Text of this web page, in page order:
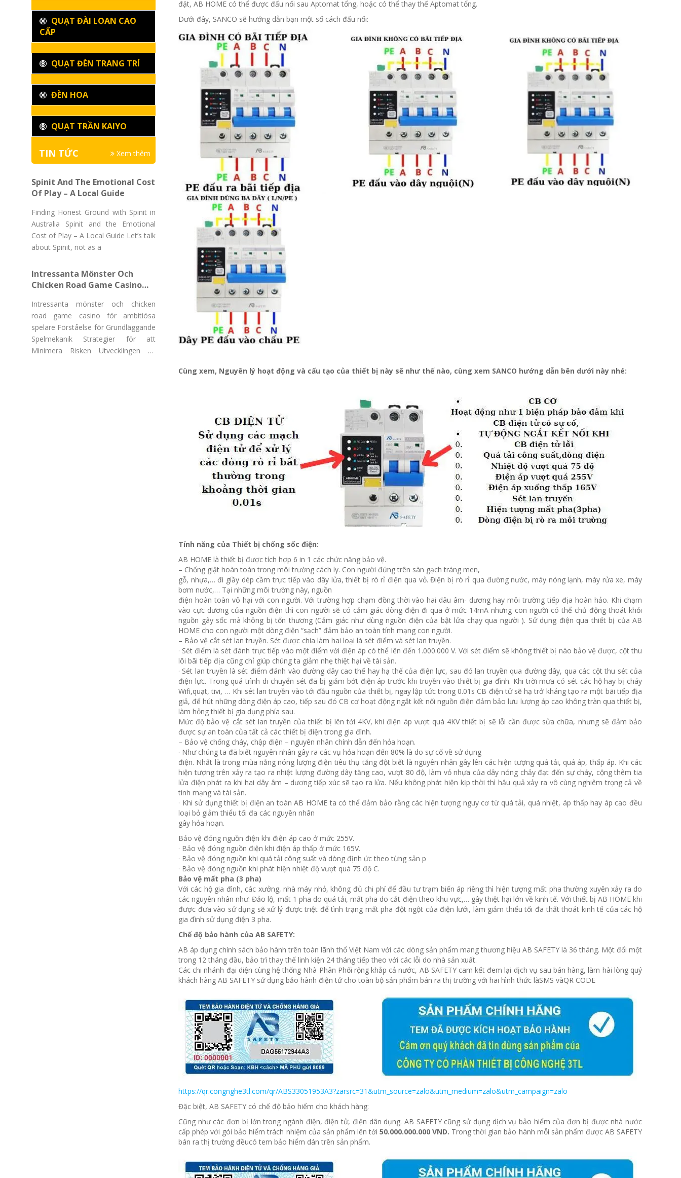
đặt, AB HOME có thể được đấu nối sau Aptomat tổng, hoặc có thể thay thế Aptomat tổng.
Dưới đây, SANCO sẽ hướng dẫn bạn một số cách đấu nối:
Cùng xem, Nguyên lý hoạt động và cấu tạo của thiết bị này sẽ như thế nào, cùng xem SANCO hướng dẫn bên dưới này nhé:
Tính năng của Thiết bị chống sốc điện:
AB HOME là thiết bị được tích hợp 6 in 1 các chức năng bảo vệ.
– Chống giật hoàn toàn trong môi trường cách ly. Con người đứng trên sàn gạch tráng men,
gỗ, nhựa,… đi giầy dép cầm trực tiếp vào dây lửa, thiết bị rò rỉ điện qua vỏ. Điện bị rò rỉ qua đường nước, máy nóng lạnh, máy rửa xe, máy
bơm nước,… Tại những môi trường này, nguồn
điện hoàn toàn vô hại với con người. Với trường hợp chạm đồng thời vào hai dâu âm- dương hay môi trường tiếp địa hoàn hảo. Khi chạm
vào cực dương của nguồn điện thì con người sẽ có cảm giác dòng điện đi qua ở mức 14mA nhưng con người có thể chủ động thoát khỏi
nguồn gây sốc mà không bị tổn thương (Cảm giác như dùng nguồn điện của bật lửa chạy qua người ). Sử dụng điện qua thiết bị của AB
HOME cho con người một dòng điện “sạch” đảm bảo an toàn tính mạng con người.
– Bảo vệ cắt sét lan truyền. Sét được chia làm hai loại là sét điểm và sét lan truyền.
· Sét điểm là sét đánh trực tiếp vào một điểm với điện áp có thể lên đến 1.000.000 V. Với sét điểm sẽ không thiết bị nào bảo vệ được, cột thu
lôi bãi tiếp địa cũng chỉ giúp chúng ta giảm nhẹ thiệt hại về tài sản.
· Sét lan truyền là sét điểm đánh vào đường dây cao thế hay hạ thế của điện lực, sau đó lan truyền qua đường dây, qua các cột thu sét của
điện lực. Trong quá trình di chuyển sét đã bị giảm bớt điện áp trước khi truyền vào thiết bị gia đình. Khi trời mưa có sét các hộ hay bị cháy
Wifi,quạt, tivi, … Khi sét lan truyền vào tới đầu nguồn của thiết bị, ngay lập tức trong 0.01s CB điện tử sẽ hạ trở kháng tạo ra một bãi tiếp địa
giả, để hút những dòng điện áp cao, tiếp sau đó CB cơ hoạt động ngắt kết nối nguồn điện đảm bảo lưu lượng áp cao không tràn qua thiết bị,
làm hỏng thiết bị gia dụng phía sau.
Mức độ bảo vệ cắt sét lan truyền của thiết bị lên tới 4KV, khi điện áp vượt quá 4KV thiết bị sẽ lỗi cần được sửa chữa, nhưng sẽ đảm bảo
được sự an toàn của tất cả các thiết bị điện trong gia đình.
– Bảo vệ chống cháy, chập điện – nguyên nhân chính dẫn đến hỏa hoạn.
· Như chúng ta đã biết nguyên nhân gây ra các vụ hỏa hoạn đến 80% là do sự cố về sử dụng
điện. Nhất là trong mùa nắng nóng lượng điện tiêu thụ tăng đột biết là nguyên nhân gây lên các hiện tượng quá tải, quá áp, thấp áp. Khi các
hiện tượng trên xảy ra tạo ra nhiệt lượng đường dây tăng cao, vượt 80 độ, làm vỏ nhựa của dây nóng chảy đạt đến sự cháy, cộng thêm tia
lửa điện phát ra khi hai dây âm – dương tiếp xúc sẽ tạo ra lửa. Nếu không phát hiện kịp thời thì hậu quả xảy ra vô cùng nghiêm trọng cả về
tính mạng và tài sản.
· Khi sử dụng thiết bị điện an toàn AB HOME ta có thể đảm bảo rằng các hiện tượng nguy cơ từ quá tải, quá nhiệt, áp thấp hay áp cao đều
loại bỏ giảm thiểu tối đa các nguyên nhân
gây hỏa hoạn.
Bảo vệ đóng nguồn điện khi điện áp cao ở mức 255V.
· Bảo vệ đóng nguồn điện khi điện áp thấp ở mức 165V.
· Bảo vệ đóng nguồn khi quá tải công suất và dòng định ức theo từng sản p
· Bảo vệ đóng nguồn khi phát hiện nhiệt độ vượt quá 75 độ C.
Bảo vệ mất pha (3 pha)
Với các hộ gia đình, các xưởng, nhà máy nhỏ, không đủ chi phí để đầu tư trạm biến áp riêng thì hiện tượng mất pha thường xuyên xảy ra do
các nguyên nhân như: Đảo lộ, mất 1 pha do quá tải, mất pha do cắt điện theo khu vực,… gây thiệt hại lớn về kinh tế. Với thiết bị AB HOME khi
được đưa vào sử dụng sẽ xử lý được triệt để tình trạng mất pha đột ngột của điện lưới, làm giảm thiểu tối đa thất thoát kinh tế của các hộ
gia đình sử dụng điện 3 pha.
Chế độ bảo hành của AB SAFETY:
AB áp dụng chính sách bảo hành trên toàn lãnh thổ Việt Nam với các dòng sản phẩm mang thương hiệu AB SAFETY là 36 tháng. Một đổi một
trong 12 tháng đầu, bảo trì thay thế linh kiện 24 tháng tiếp theo với các lỗi do nhà sản xuất.
Các chi nhánh đại diện cùng hệ thống Nhà Phân Phối rộng khắp cả nước, AB SAFETY cam kết đem lại dịch vụ sau bán hàng, làm hài lòng quý
khách hàng AB SAFETY sử dụng bảo hành điện tử cho toàn bộ sản phẩm bán ra thị trường với hai hình thức làSMS vàQR CODE
https://qr.congnghe3tl.com/qr/ABS33051953A3?zarsrc=31&utm_source=zalo&utm_medium=zalo&utm_campaign=zalo
Đặc biệt, AB SAFETY có chế độ bảo hiểm cho khách hàng:
Cũng như các đơn bị lớn trong ngành điện, điện tử, điện dân dụng. AB SAFETY cũng sử dụng dịch vụ bảo hiểm của đơn bị được nhà nước
cấp phép với gói bảo hiểm trách nhiệm của sản phẩm lên tới50.000.000.000 VND. Trong thời gian bảo hành mỗi sản phẩm được AB SAFETY
bán ra thị trường đềucó tem bảo hiểm dán trên sản phẩm.
QUẠT ĐÀI LOAN CAO
CẤP
QUẠT ĐÈN TRANG TRÍ
ĐÈN HOA
QUẠT TRẦN KAIYO
TIN TỨC Xem thêm
Spinit And The Emotional Cost
Of Play – A Local Guide
Finding Honest Ground with Spinit in
Australia Spinit and the Emotional
Cost of Play – A Local Guide Let’s talk
about Spinit, not as a
Intressanta Mönster Och
Chicken Road Game Casino
Intressanta mönster och chicken
road game casino för ambitiösa
spelare Förståelse för Grundläggande
Spelmekanik Strategier för att
Minimera Risken Utvecklingen av